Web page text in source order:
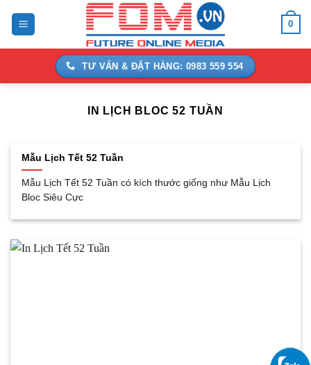
0
TƯ VẤN & ĐẶT HÀNG: 0983 559 554
IN LỊCH BLOC 52 TUẦN
Mẫu Lịch Tết 52 Tuần
Mẫu Lịch Tết 52 Tuần có kích thước giống như Mẫu Lịch
Bloc Siêu Cực